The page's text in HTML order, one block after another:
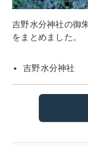
吉野水分神社の御
をまとめました。
吉野水分神社